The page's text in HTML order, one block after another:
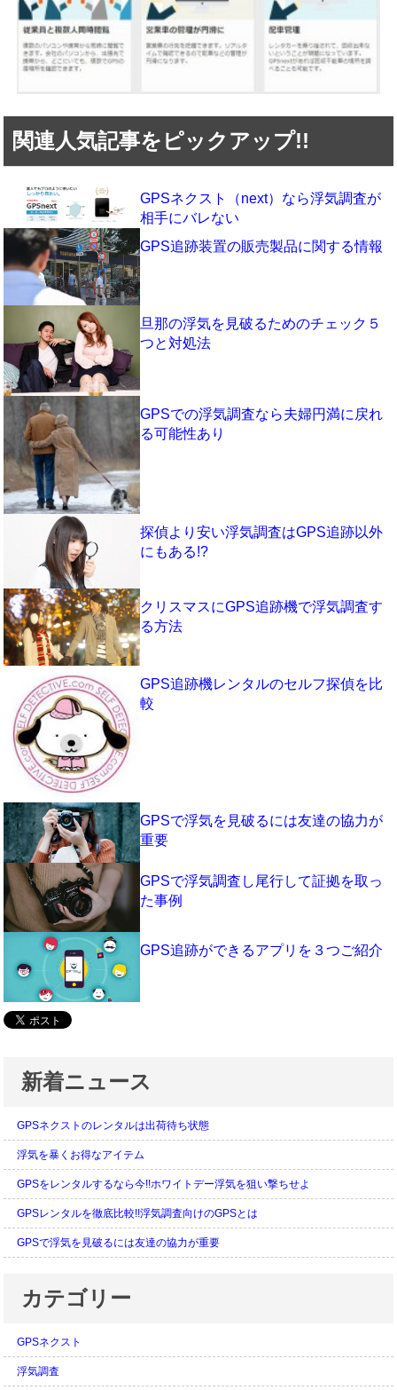
関連人気記事をピックアップ!!
GPSネクスト（next）なら浮気調査が
相手にバレない
GPS追跡装置の販売製品に関する情報
旦那の浮気を見破るためのチェック５
つと対処法
GPSでの浮気調査なら夫婦円満に戻れ
る可能性あり
探偵より安い浮気調査はGPS追跡以外
にもある!?
クリスマスにGPS追跡機で浮気調査す
る方法
GPS追跡機レンタルのセルフ探偵を比
較
GPSで浮気を見破るには友達の協力が
重要
GPSで浮気調査し尾行して証拠を取っ
た事例
GPS追跡ができるアプリを３つご紹介
新着ニュース
GPSネクストのレンタルは出荷待ち状態
浮気を暴くお得なアイテム
GPSをレンタルするなら今!!ホワイトデー浮気を狙い撃ちせよ
GPSレンタルを徹底比較!!浮気調査向けのGPSとは
GPSで浮気を見破るには友達の協力が重要
カテゴリー
GPSネクスト
浮気調査